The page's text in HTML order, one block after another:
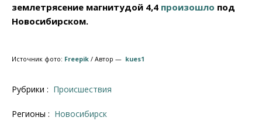
землетрясение магнитудой 4,4 произошло под
Новосибирском.
Источник фото: Freepik / Автор — kues1
Рубрики : Происшествия
Регионы : Новосибирск